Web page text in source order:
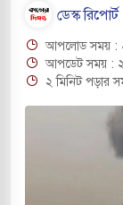
গুলিতে
মধ্যপ্রাচ্যে
বিমানবন্দরের
ডেস্ক রিপোর্ট
আপলোড সময় :
আপডেট সময় :
২ মিনিট পড়ার